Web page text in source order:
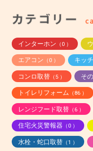
インターホン （0 ）
エアコン （0 ） キッ
コンロ取替（5 ） そ
トイレリフォーム （86 ）
レンジフード取替（6 ）
住宅火災警報器 （0 ）
水栓・蛇口取替（1 ）